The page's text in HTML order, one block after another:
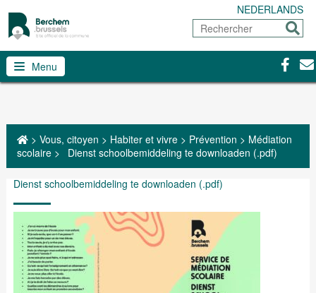
NEDERLANDS
Rechercher
Menu
> Vous, citoyen > Habiter et vivre> Prévention > Médiation
scolaire> Dienst schoolbemiddeling te downloaden (.pdf)
Dienst schoolbemiddeling te downloaden (.pdf)